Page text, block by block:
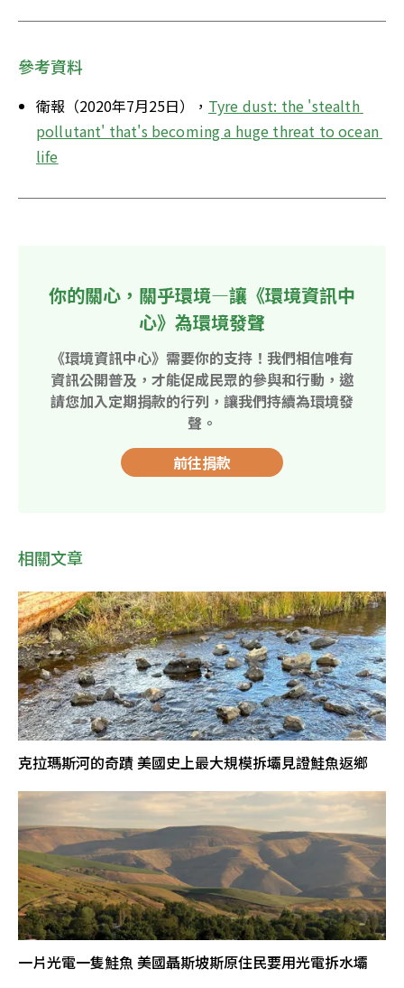
參考資料
衛報（2020年7月25日）， Tyre dust: the 'stealth
pollutant' that's becoming a huge threat to ocean
life
你的關心，關乎環境—讓《環境資訊中
心》為環境發聲
《環境資訊中心》需要你的支持！我們相信唯有
資訊公開普及，才能促成民眾的參與和行動，邀
請您加入定期捐款的行列，讓我們持續為環境發
聲。
前往捐款
相關文章
克拉瑪斯河的奇蹟 美國史上最大規模拆壩見證鮭魚返鄉
一片光電一隻鮭魚 美國聶斯坡斯原住民要用光電拆水壩